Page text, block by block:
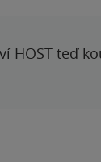
HOST teď